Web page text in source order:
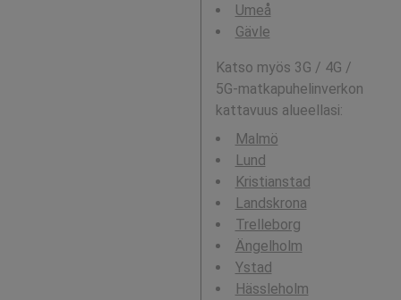
Umeå
Gävle
Katso myös 3G / 4G /
5G-matkapuhelinverkon
kattavuus alueellasi:
Malmö
Lund
Kristianstad
Landskrona
Trelleborg
Ängelholm
Ystad
Hässleholm